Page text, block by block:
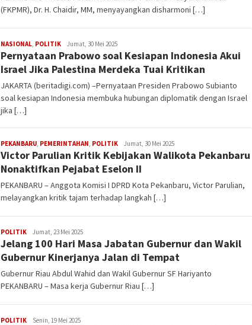
(FKPMR), Dr. H. Chaidir, MM, menyayangkan disharmoni […]
NASIONAL, POLITIKEdi
Gustien
Jumat, 30 Mei 2025
Pernyataan Prabowo soal Kesiapan Indonesia Akui
Israel Jika Palestina Merdeka Tuai Kritikan
JAKARTA (beritadigi.com) –Pernyataan Presiden Prabowo Subianto
soal kesiapan Indonesia membuka hubungan diplomatik dengan Israel
jika […]
PEKANBARU, PEMERINTAHAN, POLITIKEdi
Gustien
Jumat, 30 Mei 2025
Victor Parulian Kritik Kebijakan Walikota Pekanbaru
Nonaktifkan Pejabat Eselon II
PEKANBARU – Anggota Komisi I DPRD Kota Pekanbaru, Victor Parulian,
melayangkan kritik tajam terhadap langkah […]
POLITIKEdi
Gustien
Jumat, 23 Mei 2025
Jelang 100 Hari Masa Jabatan Gubernur dan Wakil
Gubernur Kinerjanya Jalan di Tempat
Gubernur Riau Abdul Wahid dan Wakil Gubernur SF Hariyanto
PEKANBARU – Masa kerja Gubernur Riau […]
POLITIKEdiSenin, 19 Mei 2025